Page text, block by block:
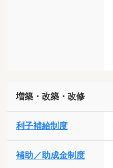
増築・改築・改修
利子補給制度
補助／助成金制度